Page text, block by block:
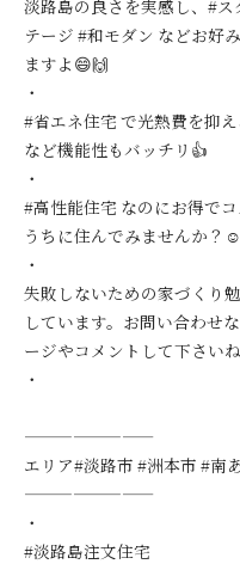
淡路島の良さを実感し、#ス
テージ #和モダン などお好
ますよ😄🙌
・
#省エネ住宅 で光熱費を抑
など機能性もバッチリ👍
・
#高性能住宅 なのにお得で
うちに住んでみませんか？☺️
・
失敗しないための家づくり
しています。お問い合わせ
ージやコメントして下さい
・
————————
エリア#淡路市 #洲本市 #南
————————
・
#淡路島注文住宅